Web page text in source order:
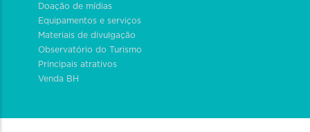
Doação de mídias
Equipamentos e serviços
Materiais de divulgação
Observatório do Turismo
Principais atrativos
Venda BH